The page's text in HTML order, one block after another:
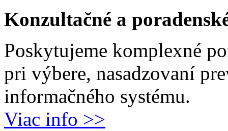
Konzultačné a
Poskytujeme komplexné
pri výbere, nasadzovaní
informačného systému.
Viac info >>